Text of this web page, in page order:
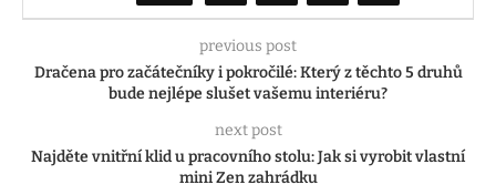
previous post
Dračena pro začátečníky i pokročilé: Který z těchto 5 druhů
bude nejlépe slušet vašemu interiéru?
next post
Najděte vnitřní klid u pracovního stolu: Jak si vyrobit vlastní
mini Zen zahrádku